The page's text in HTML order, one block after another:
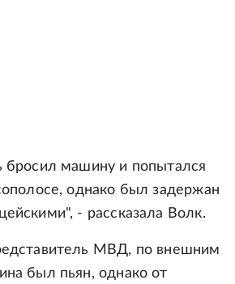
бросил машину и попытался
однако был задержан
- рассказала Волк.
МВД, по внешним
был пьян, однако от